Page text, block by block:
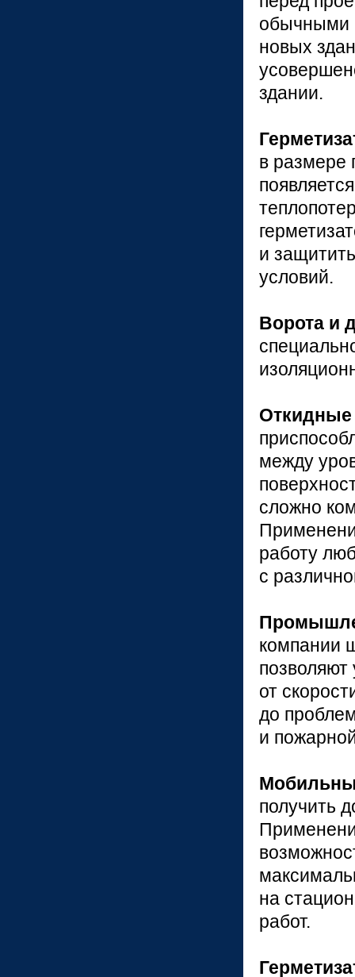
обычными
новых
здании.
в размере
и
условий.
Ворота и
между
сложно
работу
с
компании
от
до
и
получить
на
работ.